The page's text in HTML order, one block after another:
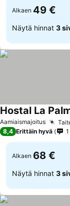
Alkaen 49 €
Näytä hinnat 3
Aamiaismajoitus
Hostal La
8,4 Erittäin hyvä
Alkaen 68 €
Näytä hinnat 3